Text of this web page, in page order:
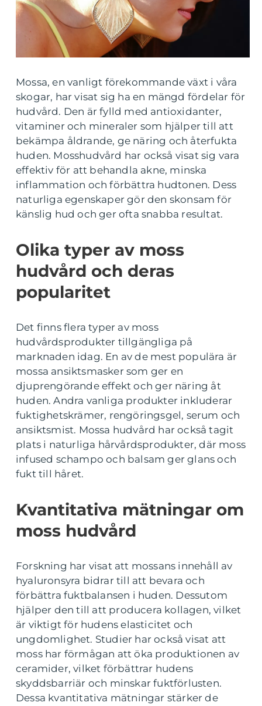
Mossa, en vanligt förekommande växt i våra
skogar, har visat sig ha en mängd fördelar för
hudvård. Den är fylld med antioxidanter,
vitaminer och mineraler som hjälper till att
bekämpa åldrande, ge näring och återfukta
huden. Mosshudvård har också visat sig vara
effektiv för att behandla akne, minska
inflammation och förbättra hudtonen. Dess
naturliga egenskaper gör den skonsam för
känslig hud och ger ofta snabba resultat.
Olika typer av moss
hudvård och deras
popularitet
Det finns flera typer av moss
hudvårdsprodukter tillgängliga på
marknaden idag. En av de mest populära är
mossa ansiktsmasker som ger en
djuprengörande effekt och ger näring åt
huden. Andra vanliga produkter inkluderar
fuktighetskrämer, rengöringsgel, serum och
ansiktsmist. Mossa hudvård har också tagit
plats i naturliga hårvårdsprodukter, där moss
infused schampo och balsam ger glans och
fukt till håret.
Kvantitativa mätningar om
moss hudvård
Forskning har visat att mossans innehåll av
hyaluronsyra bidrar till att bevara och
förbättra fuktbalansen i huden. Dessutom
hjälper den till att producera kollagen, vilket
är viktigt för hudens elasticitet och
ungdomlighet. Studier har också visat att
moss har förmågan att öka produktionen av
ceramider, vilket förbättrar hudens
skyddsbarriär och minskar fuktförlusten.
Dessa kvantitativa mätningar stärker de